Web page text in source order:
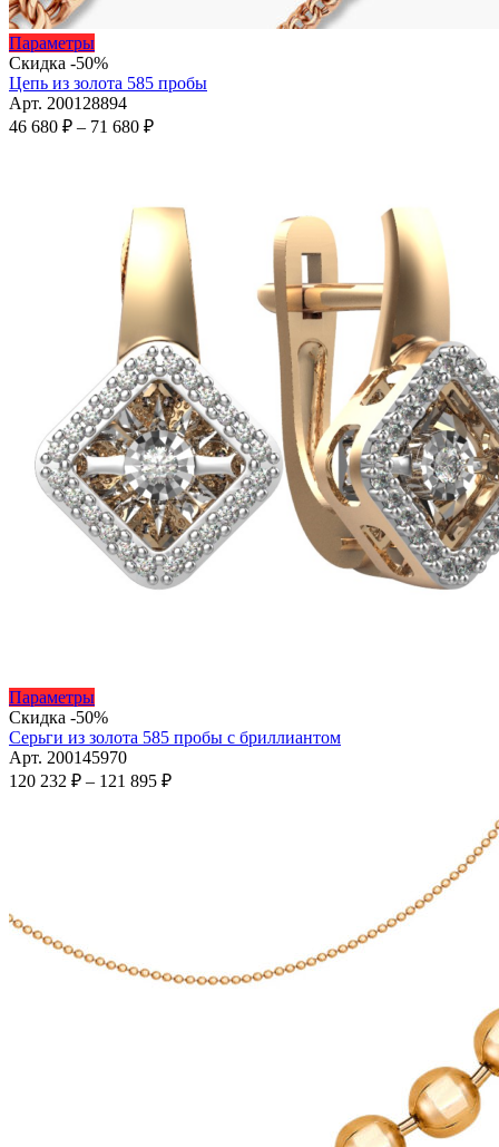
ПараметрыЭтот
товар
имеет
несколько
вариаций.
странице
товара.
Скидка -50%
Цепь из золота 585 пробы
Арт. 200128894
46 680 ₽ – 71 680 ₽Диапазон
–
71
680 ₽
ПараметрыЭтот
товар
имеет
несколько
вариаций.
Скидка -50%
Серьги из золота 585 пробы с бриллиантом
Арт. 200145970
120 232 ₽ – 121 895 ₽Диапазон